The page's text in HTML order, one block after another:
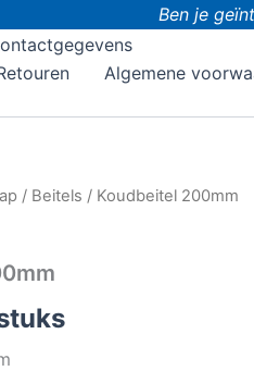
Ben je
Algemene
/ Beitels / Koudbeitel 200mm